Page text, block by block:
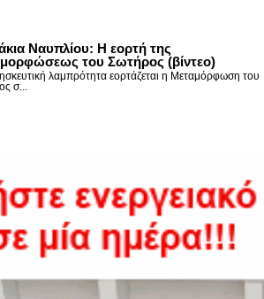
Ναυπλίου: Η εορτή της
του Σωτήρος (βίντεο)
λαμπρότητα εορτάζεται η Μεταμόρφωση του
σ...